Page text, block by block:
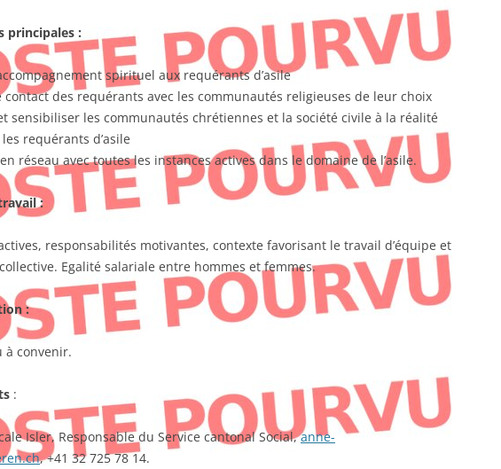
principales :
spirituel aux requérants d’asile
contact des requérants avec les communautés religieuses de leur choix
sensibiliser les communautés chrétiennes et la société civile à la réalité
requérants d’asile
réseau avec toutes les instances actives dans le domaine de l’asile.
:
responsabilités motivantes, contexte favorisant le travail d’équipe et
Egalité salariale entre hommes et femmes.
:
convenir.
:
Isler, Responsable du Service cantonal Social,anne-
, +41 32 725 78 14.